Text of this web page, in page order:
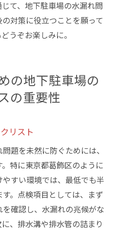
て、地下駐車場の水漏れ問
対策に役立つことを願って
うぞお楽しみに。
の地下駐車場の
の重要性
リスト
題を未然に防ぐためには、
特に東京都葛飾区のように
すい環境では、最低でも半
。点検項目としては、まず
確認し、水漏れの兆候がな
、排水溝や排水管の詰まり